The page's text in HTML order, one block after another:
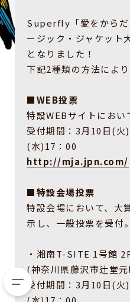
Superfly「愛をからだ
ージック・ジャケット
となりました！
下記2種類の方法により
■WEB投票
特設WEBサイトにおい
受付期間：3月10日(火
(水)17：00
http://mja.jpn.com/
■特設会場投票
特設会場において、大
示し、一般投票を受付。
・湘南T-SITE 1号館
(神奈川県藤沢市辻堂
受付期間：3月10日(